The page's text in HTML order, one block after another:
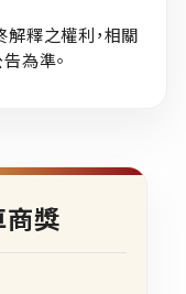
釋之權利，相關
為準。
獎